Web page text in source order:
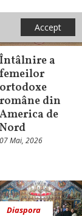
Accept
Diaspora
Întâlnire a
femeilor
ortodoxe
române din
America de
Nord
07 Mai, 2026
Diaspora